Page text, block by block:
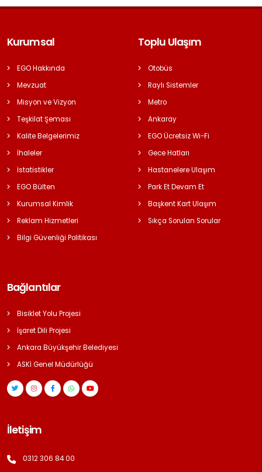
Kurumsal
EGO Hakkında
Mevzuat
Misyon ve Vizyon
Teşkilat Şeması
Kalite Belgelerimiz
İhaleler
İstatistikler
EGO Bülten
Kurumsal Kimlik
Reklam Hizmetleri
Bilgi Güvenliği Politikası
Toplu Ulaşım
Otobüs
Raylı Sistemler
Metro
Ankaray
EGO Ücretsiz Wi-Fi
Gece Hatları
Hastanelere Ulaşım
Park Et Devam Et
Başkent Kart Ulaşım
Sıkça Sorulan Sorular
Bağlantılar
Bisiklet Yolu Projesi
İşaret Dili Projesi
Ankara Büyükşehir Belediyesi
ASKİ Genel Müdürlüğü
İletişim
0312 306 84 00